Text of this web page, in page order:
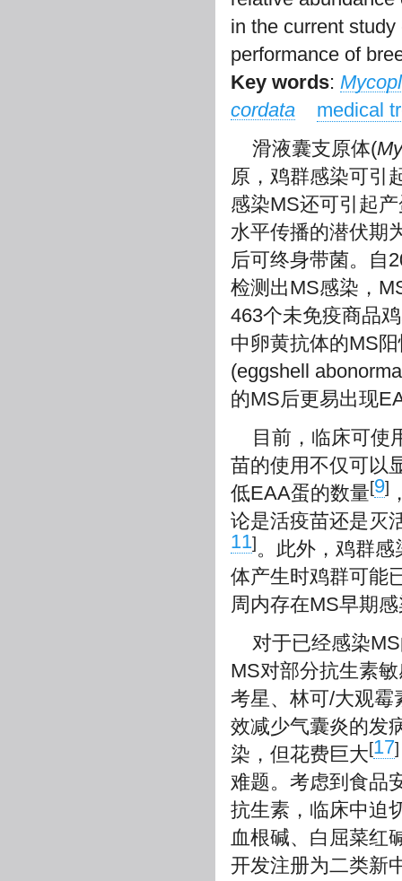
in the current
performance of
Key words:
cordata
medical
滑液囊支原体(
原，鸡群感染可引
感染MS还可引起
水平传播的潜伏期
后可终身带菌。自
检测出MS感染，
463个未免疫商品
中卵黄抗体的MS
(eggshell
的MS后更易出现
目前，临床可使
苗的使用不仅可以
低EAA蛋的数量[9]
论是活疫苗还是灭
11]。此外，鸡群
体产生时鸡群可能
周内存在MS早期
对于已经感染
MS对部分抗生素
考星、林可/大观霉
效减少气囊炎的发
染，但花费巨大[17]
难题。考虑到食品
抗生素，临床中迫
血根碱、白屈菜红
开发注册为二类新